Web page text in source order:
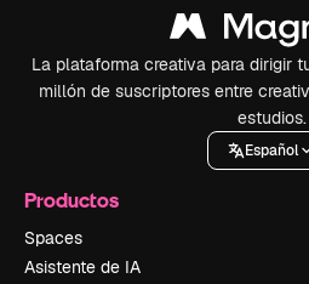
La plataforma creativa para dirigir
millón de suscriptores entre
estudios.
Español
Productos
Spaces
Asistente de IA